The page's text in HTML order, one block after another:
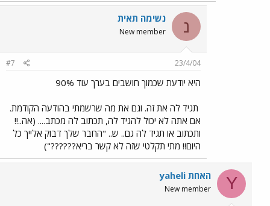
נ נשימה תאית
New member
23/4/04
#7
היא יודעת שכמוך חושבים בערך עוד 90%
תגיד לה את זה. וגם את מה שרשמתי בהודעה הקודמת.
אם אתה לא יכול להגיד לה, תכתוב לה מכתב.... (אה..!!
ותכתוב או תגיד לה גם.. ש.. "החבר שלך דבוק אלייך כל
היום!! מתי תקלטי שזה לא קשר בריא??????")
Y yaheli האחת
New member